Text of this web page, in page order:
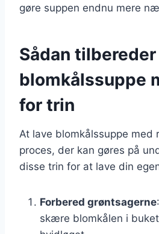
gøre suppen endnu mere
Sådan
blomkålssuppe
for trin
At lave blomkålssuppe med
proces, der kan gøres på
disse trin for at lave din
Forbered grøntsagerne
skære blomkålen i